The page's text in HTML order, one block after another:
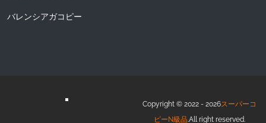
バレンシアガコピー
Copyright © 2022 - 2026スーパーコ
ピーN級品.All right reserved.